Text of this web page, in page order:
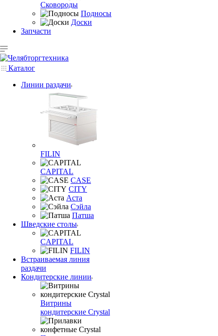
Сковороды
Подносы
Доски
Запчасти
Каталог
Линии раздачи
FILIN
CAPITAL
CASE
CITY
Аста
Сэйла
Патша
Шведские столы
CAPITAL
FILIN
Встраиваемая линия
раздачи
Кондитерские линии
Витрины
кондитерские Crystal